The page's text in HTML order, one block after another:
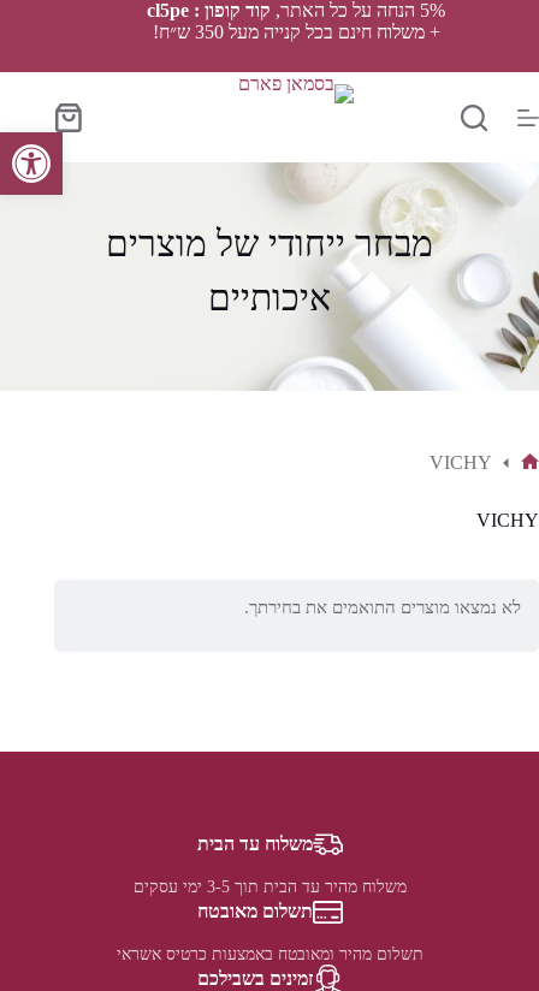
פתח סרגל נגישות
5% הנחה על כל האתר,
קוד קופון : cl5pe
+ משלוח חינם בכל קנייה מעל 350 ש״ח!
סל
הקניות
מבחר ייחודי של מוצרים
איכותיים
VICHY
VICHY
לא נמצאו מוצרים התואמים את בחירתך.
משלוח עד הבית
משלוח מהיר עד הבית תוך 3-5 ימי עסקים
תשלום מאובטח
תשלום מהיר ומאובטח באמצעות כרטיס אשראי
זמינים בשבילכם